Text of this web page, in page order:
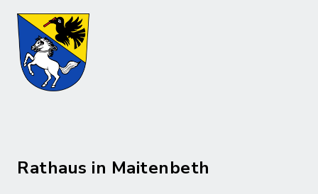
Rathaus in Maitenbeth